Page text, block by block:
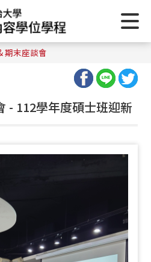
期末座談會
- 112學年度碩士班迎新